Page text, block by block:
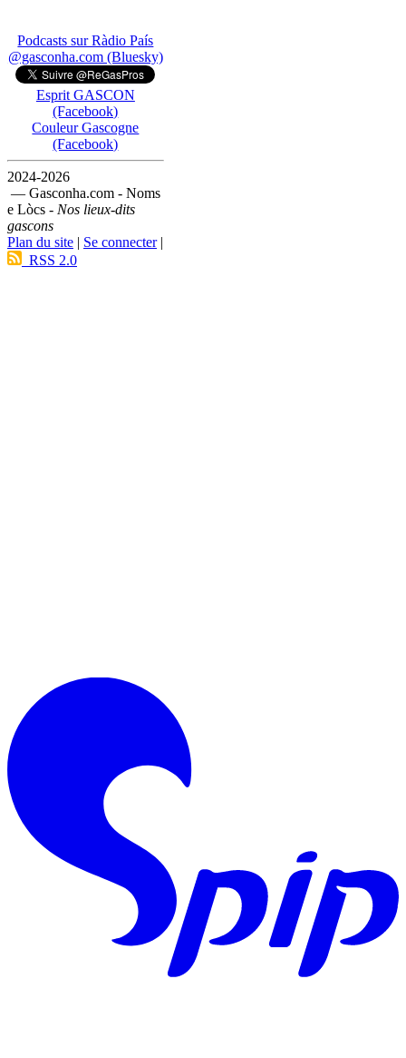
Podcasts sur Ràdio País
@gasconha.com (Bluesky)
Esprit GASCON
(Facebook)
Couleur Gascogne
(Facebook)
2024-2026
— Gasconha.com - Noms
e Lòcs - Nos lieux-dits
gascons
Plan du site | Se connecter|
RSS 2.0